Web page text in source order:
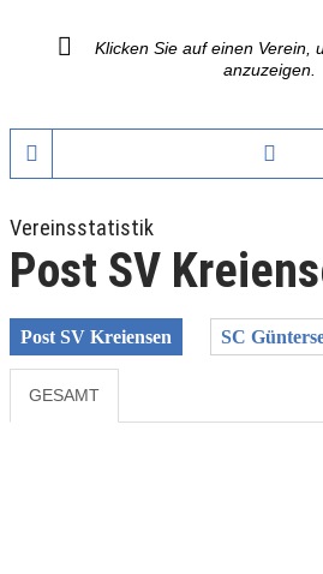
Klicken Sie auf einen Verein,
anzuzeigen.
Vereinsstatistik
Post SV
Post SV Kreiensen SC
GESAMT